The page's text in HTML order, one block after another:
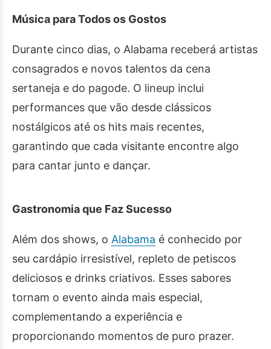
Música para Todos os Gostos
Durante cinco dias, o Alabama receberá artistas
consagrados e novos talentos da cena
sertaneja e do pagode. O lineup inclui
performances que vão desde clássicos
nostálgicos até os hits mais recentes,
garantindo que cada visitante encontre algo
para cantar junto e dançar.
Gastronomia que Faz Sucesso
Além dos shows, o Alabama é conhecido por
seu cardápio irresistível, repleto de petiscos
deliciosos e drinks criativos. Esses sabores
tornam o evento ainda mais especial,
complementando a experiência e
proporcionando momentos de puro prazer.